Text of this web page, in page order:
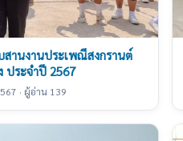
สานงานประเพณีสงกรานต์
ประจำปี 2567
· ผู้อ่าน 139